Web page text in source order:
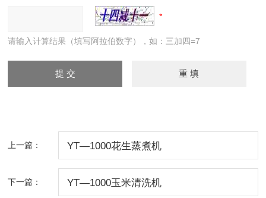
请输入计算结果（填写阿拉伯数字），如：三加四=7
上一篇： YT—1000花生蒸煮机
下一篇： YT—1000玉米清洗机